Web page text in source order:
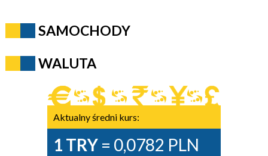
SAMOCHODY
WALUTA
Aktualny średni kurs:
1 TRY= 0,0782 PLN